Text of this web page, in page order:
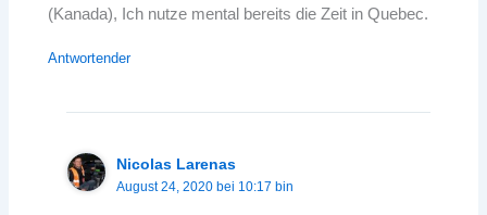
(Kanada), Ich nutze mental bereits die Zeit in Quebec.
Antwortender
Nicolas Larenas
August 24, 2020 bei 10:17 bin